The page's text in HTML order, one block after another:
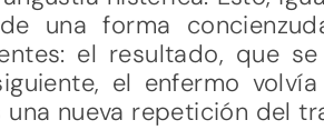
una forma
el resultado, que
el enfermo
nueva repetición del